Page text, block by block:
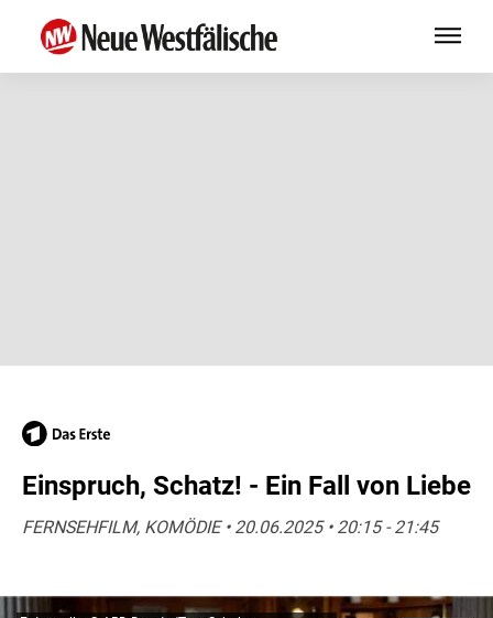
Einspruch, Schatz! - Ein Fall von Liebe
FERNSEHFILM, KOMÖDIE • 20.06.2025 • 20:15 - 21:45